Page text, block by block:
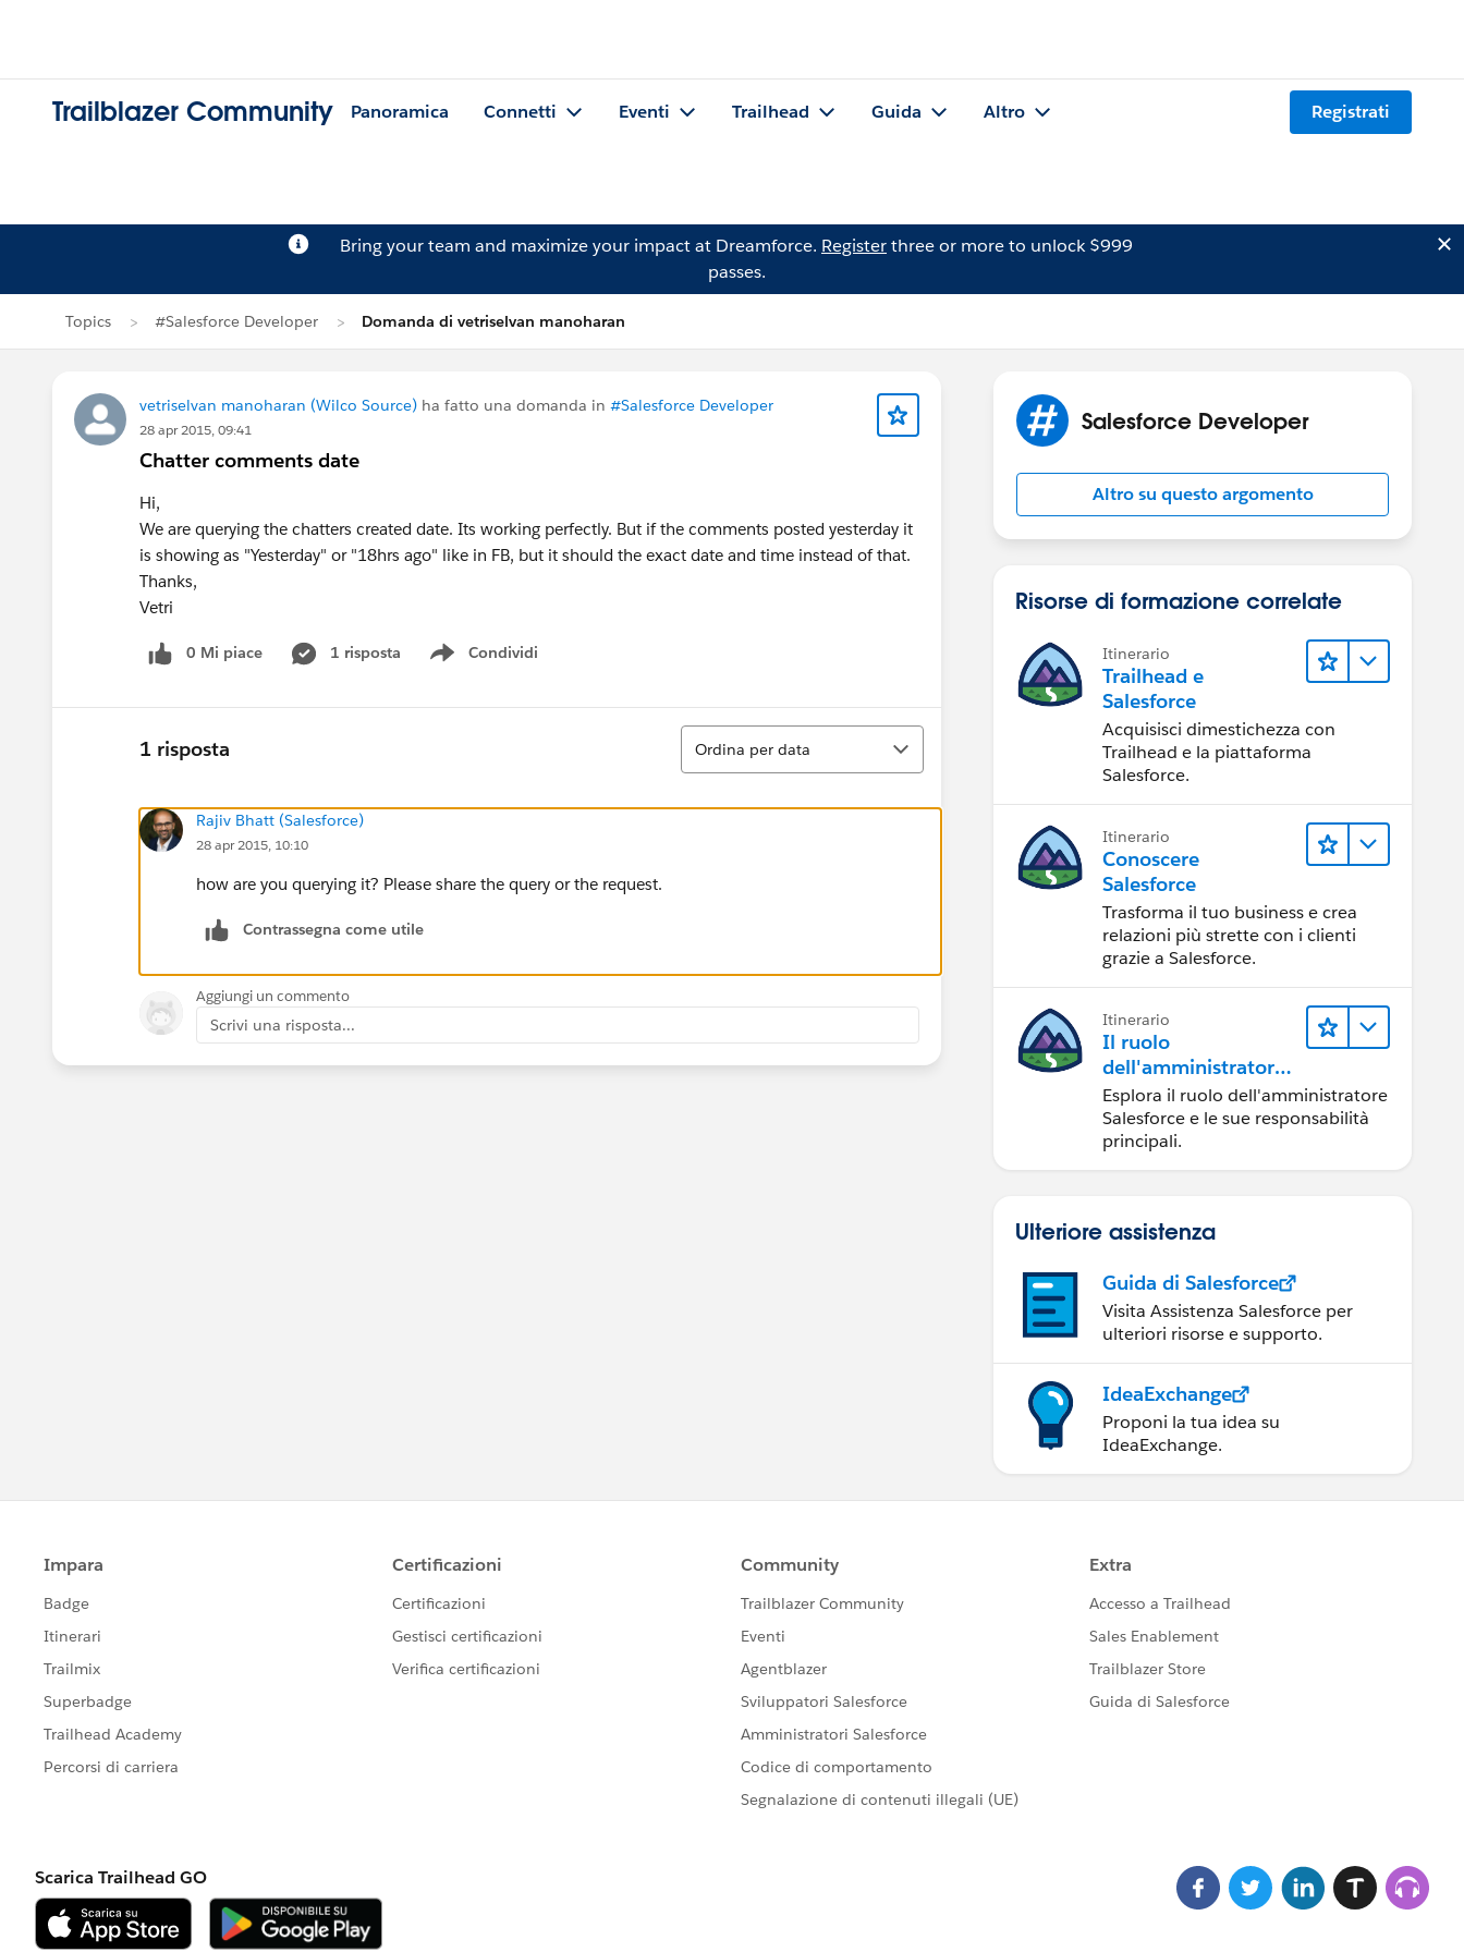
Trailblazer Community Panoramica Connetti Eventi Trailhead Guida Altro Registrati
Bring your team and maximize your impact at Dreamforce. Registerthree or more to unlock $999
passes.
Topics #Salesforce Developer Domanda di vetriselvan manoharan
vetriselvan manoharan (Wilco Source) ha fatto una domanda in #Salesforce Developer
28 apr 2015, 09:41
Chatter comments date
Hi,
We are querying the chatters created date. Its working perfectly. But if the comments posted yesterday it
is showing as "Yesterday" or "18hrs ago" like in FB, but it should the exact date and time instead of that.
Thanks,
Vetri
0 Mi piace 1 risposta Condividi
Show menu
1 risposta
Ordina
Ordina per data
Rajiv Bhatt (Salesforce)
28 apr 2015, 10:10
how are you querying it? Please share the query or the request.
Contrassegna come utile
Aggiungi un commento
Scrivi una risposta...
Salesforce Developer
Altro su questo argomento
Risorse di formazione correlate
Itinerario
Trailhead e
Salesforce
Acquisisci dimestichezza con
Trailhead e la piattaforma
Salesforce.
Itinerario
Conoscere
Salesforce
Trasforma il tuo business e crea
relazioni più strette con i clienti
grazie a Salesforce.
Itinerario
Il ruolo
dell'amministratore
Salesforce
Esplora il ruolo dell'amministratore
Salesforce e le sue responsabilità
principali.
Ulteriore assistenza
Guida di Salesforce
Visita Assistenza Salesforce per
ulteriori risorse e supporto.
IdeaExchange
Proponi la tua idea su
IdeaExchange.